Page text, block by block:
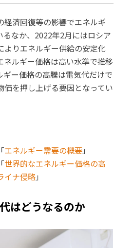
経済回復等の影響でエネルギ
るなか、2022年2月にはロシア
よりエネルギー供給の安定化
ネルギー価格は高い水準で推移
ギー価格の高騰は電気代だけで
価を押し上げる要因となってい
エネルギー需要の概要」
世界的なエネルギー価格の高
イナ侵略」
はどうなるのか